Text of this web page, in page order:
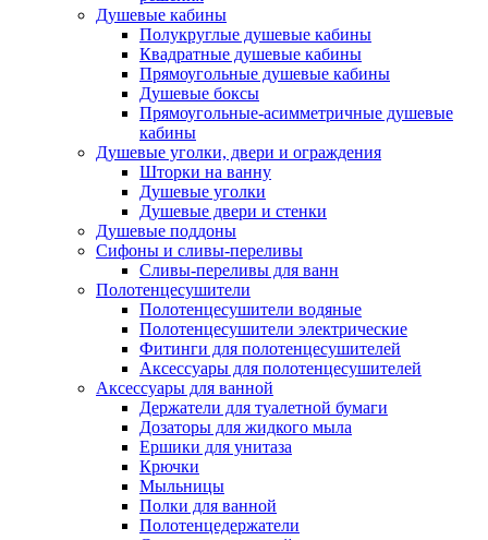
Душевые кабины
Полукруглые душевые кабины
Квадратные душевые кабины
Прямоугольные душевые кабины
Душевые боксы
Прямоугольные-асимметричные душевые
кабины
Душевые уголки, двери и ограждения
Шторки на ванну
Душевые уголки
Душевые двери и стенки
Душевые поддоны
Сифоны и сливы-переливы
Сливы-переливы для ванн
Полотенцесушители
Полотенцесушители водяные
Полотенцесушители электрические
Фитинги для полотенцесушителей
Аксессуары для полотенцесушителей
Аксессуары для ванной
Держатели для туалетной бумаги
Дозаторы для жидкого мыла
Ершики для унитаза
Крючки
Мыльницы
Полки для ванной
Полотенцедержатели